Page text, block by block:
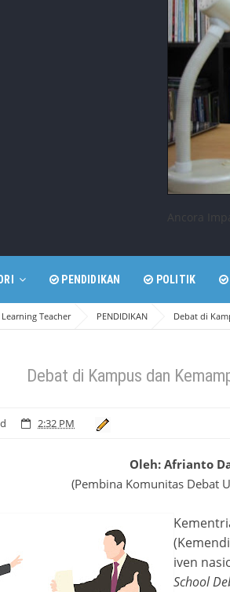
Ancora
PENDIDIKAN POLITIK
Teacher PENDIDIKAN Debat di
Debat di Kampus dan
2:32 PM
Oleh: Afrianto
(Pembina Komunitas Debat
iven
School